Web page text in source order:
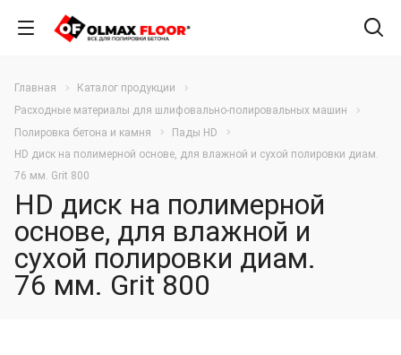
Главная
Каталог продукции
Расходные материалы для шлифовально-полировальных машин
Полировка бетона и камня
Пады HD
HD диск на полимерной основе, для влажной и сухой полировки диам.
76 мм. Grit 800
HD диск на полимерной
основе, для влажной и
сухой полировки диам.
76 мм. Grit 800